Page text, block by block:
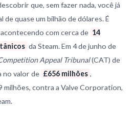
que, sem fazer nada, você já
de quase um bilhão de dólares. É
com cerca de 14
da Steam. Em 4 de junho de
Appeal Tribunal(CAT) de
no valor de £656 milhões ,
milhões, contra a Valve Corporation,